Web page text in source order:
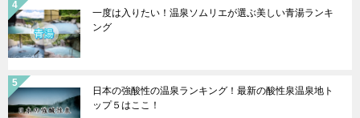
一度は入りたい！温泉ソムリエが選ぶ美しい青湯ランキ
ング
日本の強酸性の温泉ランキング！最新の酸性泉温泉地ト
ップ５はここ！